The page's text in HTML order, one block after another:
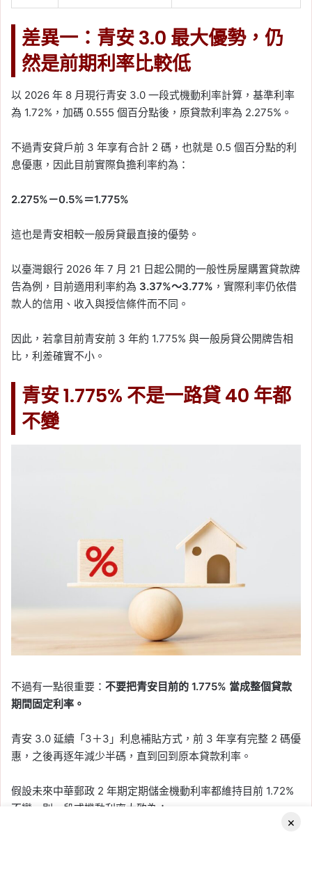
差異一：青安 3.0 最大優勢，仍
然是前期利率比較低
以 2026 年 8 月現行青安 3.0 一段式機動利率計算，基準利率
為 1.72%，加碼 0.555 個百分點後，原貸款利率為 2.275%。
不過青安貸戶前 3 年享有合計 2 碼，也就是 0.5 個百分點的利
息優惠，因此目前實際負擔利率約為：
2.275%－0.5%＝1.775%
這也是青安相較一般房貸最直接的優勢。
以臺灣銀行 2026 年 7 月 21 日起公開的一般性房屋購置貸款牌
告為例，目前適用利率約為 3.37%～3.77% ，實際利率仍依借
款人的信用、收入與授信條件而不同。
因此，若拿目前青安前 3 年約 1.775% 與一般房貸公開牌告相
比，利差確實不小。
青安 1.775% 不是一路貸 40 年都
不變
不過有一點很重要： 不要把青安目前的 1.775% 當成整個貸款
期間固定利率。
青安 3.0 延續「3＋3」利息補貼方式，前 3 年享有完整 2 碼優
惠，之後再逐年減少半碼，直到回到原本貸款利率。
假設未來中華郵政 2 年期定期儲金機動利率都維持目前 1.72%
不變，則一段式機動利率大致為：
×